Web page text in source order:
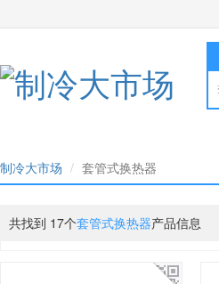
制冷大市场 套管式换热器
共找到 17个套管式换热器产品信息